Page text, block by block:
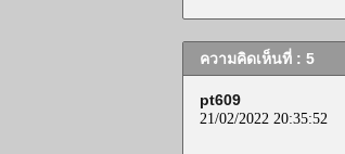
ความคิดเห็นที่ : 5
pt609
21/02/2022 20:35:52